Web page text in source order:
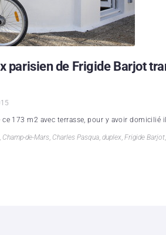
parisien de Frigide Barjot
ce 173 m2 avec terrasse, pour y avoir domicilié
, Champ-de-Mars, Charles Pasqua, duplex, Frigide Barjot,